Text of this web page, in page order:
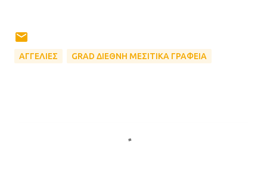
ΑΓΓΕΛΙΕΣ GRAD ΔΙΕΘΝΗ ΜΕΣΙΤΙΚΑ ΓΡΑΦΕΙΑ